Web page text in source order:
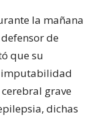
la mañana
de
que su
imputabilidad
grave
dichas